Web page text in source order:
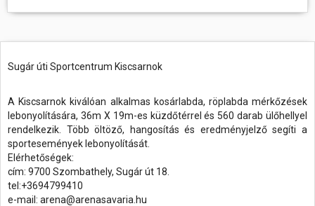
Sugár úti Sportcentrum Kiscsarnok
A Kiscsarnok kiválóan alkalmas kosárlabda, röplabda mérkőzések
lebonyolítására, 36m X 19m-es küzdőtérrel és 560 darab ülőhellyel
rendelkezik. Több öltöző, hangosítás és eredményjelző segíti a
sportesemények lebonyolítását.
Elérhetőségek:
cím: 9700 Szombathely, Sugár út 18.
tel:+3694799410
e-mail: arena@arenasavaria.hu